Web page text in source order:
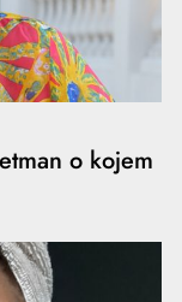
o kojem